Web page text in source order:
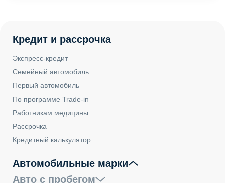
Кредит и рассрочка
Экспресс-кредит
Семейный автомобиль
Первый автомобиль
По программе Trade-in
Работникам медицины
Рассрочка
Кредитный калькулятор
Автомобильные марки
Авто с пробегом